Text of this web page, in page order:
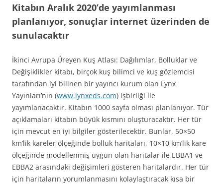
Kitabın Aralık 2020’de yayımlanması
planlanıyor, sonuçlar internet üzerinden de
sunulacaktır
İkinci Avrupa Üreyen Kuş Atlası: Dağılımlar, Bolluklar ve
Değişiklikler kitabı, birçok kuş bilimci ve kuş gözlemcisi
tarafından iyi bilinen bir yayıncı kurum olan Lynx
Yayınları’nın (www.lynxeds.com) işbirliği ile
yayımlanacaktır. Kitabın 1000 sayfa olması planlanıyor. Tür
açıklamaları kitabın büyük kısmını oluşturacaktır. Her tür
için mevcut en iyi bilgiler gösterilecektir. Bunlar, 50×50
km’lik kareler ölçeğinde bolluk haritaları, 10×10 km’lik kare
ölçeğinde modellenmiş uygun olan haritalar ile EBBA1 ve
EBBA2 arasındaki değişimleri gösteren haritalardır. Her tür
için haritaların yorumlanmasını kolaylaştıracak kısa bir